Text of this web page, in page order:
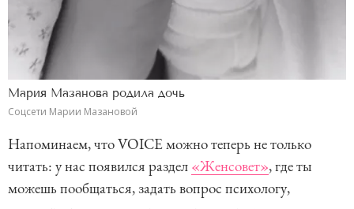
Мария Мазанова родила дочь
Соцсети Марии Мазановой
Напоминаем, что VOICE можно теперь не только
читать: у нас появился раздел «Женсовет», где ты
можешь пообщаться, задать вопрос психологу,